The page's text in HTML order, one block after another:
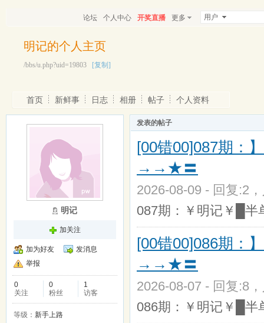
论坛 个人中心 开奖直播 更多 用户
明记的个人主页
/bbs/u.php?uid=19803 [复制]
首页 新鲜事 日志 相册 帖子 个人资料
明记
加关注
加为好友
发消息
举报
0
关注
0
粉丝
1
访客
等级： 新手上路
发表的帖子
[00错00]087期
→→★〓
2026-08-09 - 回复:2
087期：￥明记￥█半
[00错00]086期
→→★〓
2026-08-07 - 回复:8
086期：￥明记￥█半